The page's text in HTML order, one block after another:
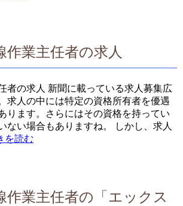
作業主任者の求人
者の求人 新聞に載っている求人募集広
求人の中には特定の資格所有者を優遇
ります。さらにはその資格を持ってい
ない場合もありますね。 しかし、求人
を読む
作業主任者の「エックス